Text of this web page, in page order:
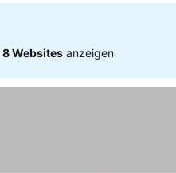
8 Websites anzeigen